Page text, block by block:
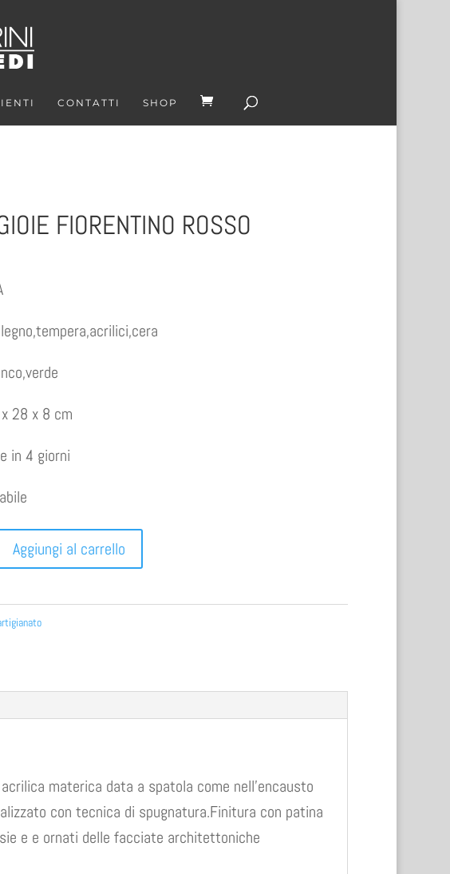
CONTATTI SHOP
FIORENTINO ROSSO
legno,tempera,acrilici,cera
28 x 8 cm
in 4 giorni
Aggiungi al carrello
materica data a spatola come nell’encausto
con tecnica di spugnatura.Finitura con patina
e e ornati delle facciate architettoniche